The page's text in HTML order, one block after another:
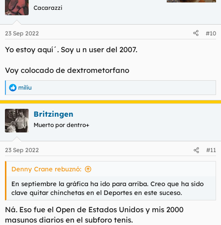
Cacarazzi
23 Sep 2022 #10
Yo estoy aquí´. Soy u n user del 2007.
Voy colocado de dextrometorfano
R
e
a
c
c
i
e
s
miliu
Britzingen
Muerto por dentro+
23 Sep 2022 #11
Denny Crane rebuznó:
En septiembre la gráfica ha ido para arriba. Creo que ha sido
clave quitar chinchetas en el Deportes en este suceso.
Ná. Eso fue el Open de Estados Unidos y mis 2000
masunos diarios en el subforo tenis.